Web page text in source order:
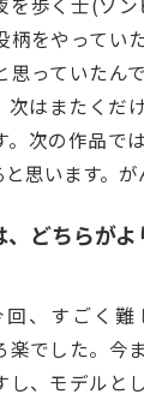
柄をやってい
思っていたん
次はまたくだ
。次の作品で
思います。が
どちらが
、すごく難
楽でした。今
し、モデルと